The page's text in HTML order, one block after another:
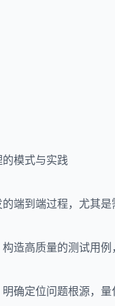
模式与实践
端到端过程，尤其
造高质量的测试用
确定位问题根源，